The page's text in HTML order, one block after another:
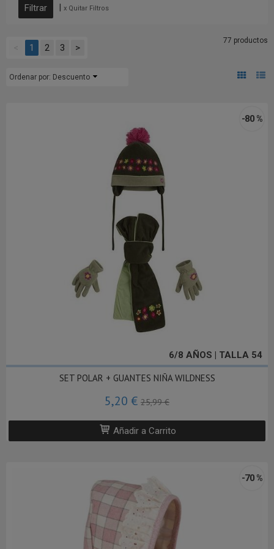
| x Quitar Filtros
1 2 3 >
77 productos
Ordenar por: Descuento
6/8 AÑOS | TALLA 54
-80 %
SET POLAR + GUANTES NIÑA WILDNESS
5,20 € 25,99 €
Añadir a Carrito
-70 %